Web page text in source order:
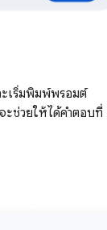
เริ่มพิมพ์พรอมต์
ะช่วยให้ได้คำตอบที่